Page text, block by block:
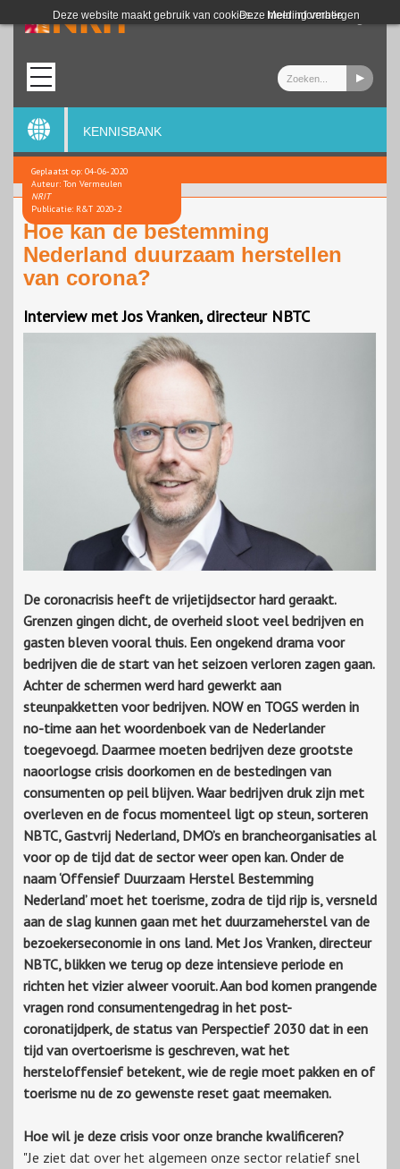
Deze website maakt gebruik van cookies. Meer informatie
Deze melding verbergen
Login
KENNISBANK
Geplaatst op: 04-06-2020
Auteur: Ton Vermeulen
NRIT
Publicatie: R&T 2020-2
Hoe kan de bestemming
Nederland duurzaam herstellen
van corona?
Interview met Jos Vranken, directeur NBTC
De coronacrisis heeft de vrijetijdsector hard geraakt.
Grenzen gingen dicht, de overheid sloot veel bedrijven en
gasten bleven vooral thuis. Een ongekend drama voor
bedrijven die de start van het seizoen verloren zagen gaan.
Achter de schermen werd hard gewerkt aan
steunpakketten voor bedrijven. NOW en TOGS werden in
no-time aan het woordenboek van de Nederlander
toegevoegd. Daarmee moeten bedrijven deze grootste
naoorlogse crisis doorkomen en de bestedingen van
consumenten op peil blijven. Waar bedrijven druk zijn met
overleven en de focus momenteel ligt op steun, sorteren
NBTC, Gastvrij Nederland, DMO’s en brancheorganisaties al
voor op de tijd dat de sector weer open kan. Onder de
naam ‘Offensief Duurzaam Herstel Bestemming
Nederland’ moet het toerisme, zodra de tijd rijp is, versneld
aan de slag kunnen gaan met het duurzameherstel van de
bezoekerseconomie in ons land. Met Jos Vranken, directeur
NBTC, blikken we terug op deze intensieve periode en
richten het vizier alweer vooruit. Aan bod komen prangende
vragen rond consumentengedrag in het post-
coronatijdperk, de status van Perspectief 2030 dat in een
tijd van overtoerisme is geschreven, wat het
hersteloffensief betekent, wie de regie moet pakken en of
toerisme nu de zo gewenste reset gaat meemaken.
Hoe wil je deze crisis voor onze branche kwalificeren?
"Je ziet dat over het algemeen onze sector relatief snel